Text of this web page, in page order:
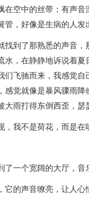
在空中的丝带；有声
管，好像是生病的人
找到了那熟悉的声音
水，在静静地诉说着
们飞驰而来，我感觉
觉就像是暴风骤雨降
雨打得东倒西歪，瑟
我不是荷花，而是在
一个宽阔的大厅，音
它的声音嘹亮，让人